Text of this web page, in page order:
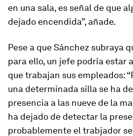
en una sala, es señal de que
dejado encendida”, añade.
Pese a que Sánchez subraya
para ello, un jefe podría estar
que trabajan sus empleados:
una determinada silla se ha
presencia a las nueve de la
ha dejado de detectar la
probablemente el trabjador